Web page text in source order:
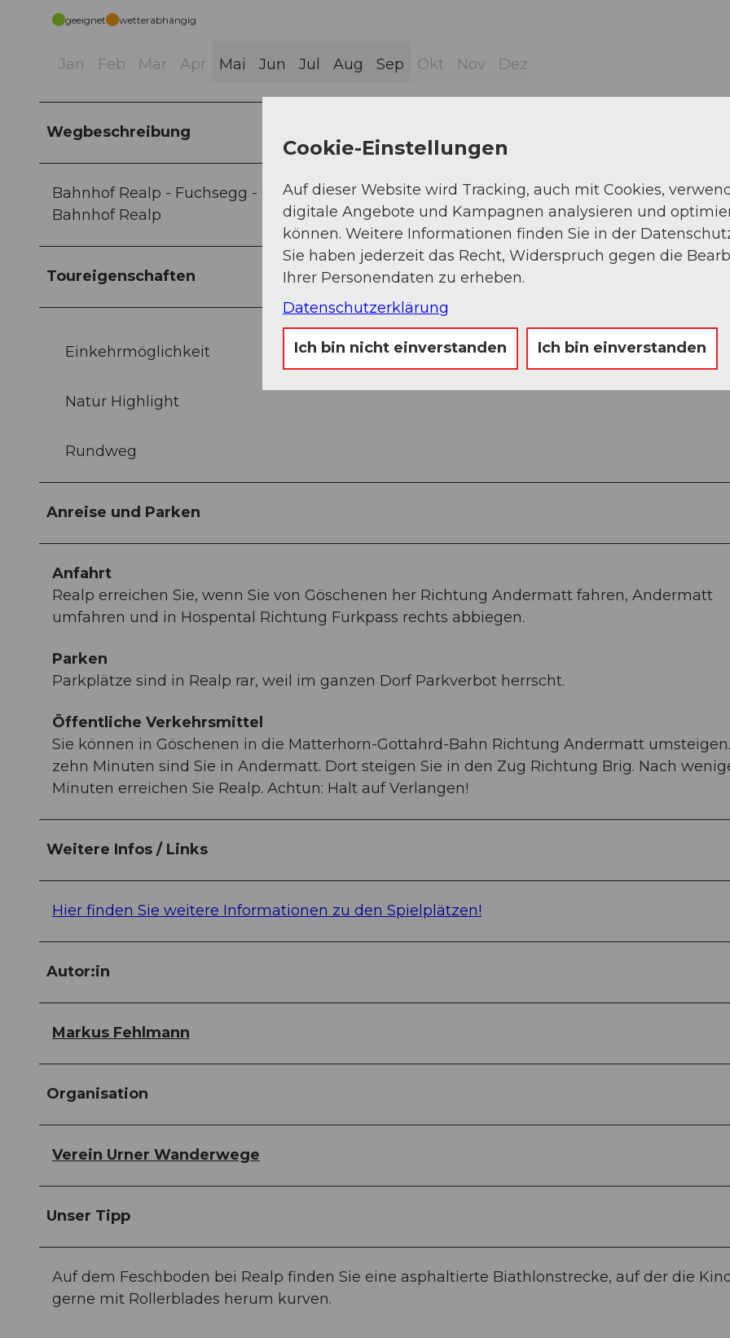
geeignet wetterabhängig
Jan Feb Mär Apr Mai Jun Jul Aug Sep Okt Nov Dez
Wegbeschreibung
Bahnhof Realp - Fuchsegg - Chalt Herbrig - Alt Senntenstafel - Alp Laub - Sportplatz Realp -
Bahnhof Realp
Toureigenschaften
Einkehrmöglichkeit
Natur Highlight
Rundweg
Anreise und Parken
Anfahrt
Realp erreichen Sie, wenn Sie von Göschenen her Richtung Andermatt fahren, Andermatt
umfahren und in Hospental Richtung Furkpass rechts abbiegen.
Parken
Parkplätze sind in Realp rar, weil im ganzen Dorf Parkverbot herrscht.
Öffentliche Verkehrsmittel
Sie können in Göschenen in die Matterhorn-Gottahrd-Bahn Richtung Andermatt
zehn Minuten sind Sie in Andermatt. Dort steigen Sie in den Zug Richtung Brig. Nach
Minuten erreichen Sie Realp. Achtun: Halt auf Verlangen!
Weitere Infos / Links
Hier finden Sie weitere Informationen zu den Spielplätzen!
Autor:in
Markus Fehlmann
Organisation
Verein Urner Wanderwege
Unser Tipp
Auf dem Feschboden bei Realp finden Sie eine asphaltierte Biathlonstrecke, auf der die
gerne mit Rollerblades herum kurven.
Cookie-Einstellungen
Auf dieser Website wird Tracking, auch mit Cookies,
digitale Angebote und Kampagnen analysieren und
können. Weitere Informationen finden Sie in der
Sie haben jederzeit das Recht, Widerspruch gegen die
Ihrer Personendaten zu erheben.
Datenschutzerklärung
Ich bin nicht einverstanden Ich bin einverstanden